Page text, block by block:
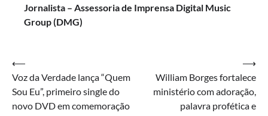
Jornalista – Assessoria de Imprensa Digital Music
Group (DMG)
Navegação
de
Post
⟵
Voz da Verdade lança “Quem
Sou Eu”, primeiro single do
novo DVD em comemoração
William Borges fortalece
ministério com adoração,
palavra profética e
⟶